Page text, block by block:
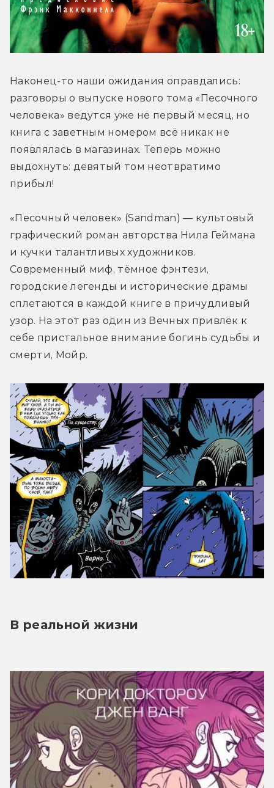
Наконец-то наши ожидания оправдались:
разговоры о выпуске нового тома «Песочного
человека» ведутся уже не первый месяц, но
книга с заветным номером всё никак не
появлялась в магазинах. Теперь можно
выдохнуть: девятый том неотвратимо
прибыл!
«Песочный человек» (Sandman) — культовый
графический роман авторства Нила Геймана
и кучки талантливых художников.
Современный миф, тёмное фэнтези,
городские легенды и исторические драмы
сплетаются в каждой книге в причудливый
узор. На этот раз один из Вечных привлёк к
себе пристальное внимание богинь судьбы и
смерти, Мойр.
В реальной жизни